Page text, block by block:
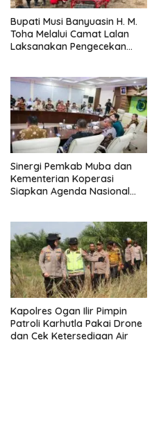
Bupati Musi Banyuasin H. M.
Toha Melalui Camat Lalan
Laksanakan Pengecekan
Perusahaan
Sinergi Pemkab Muba dan
Kementerian Koperasi
Siapkan Agenda Nasional
Pabrik KUD Sejahtera
Dimatangkan
Kapolres Ogan Ilir Pimpin
Patroli Karhutla Pakai Drone
dan Cek Ketersediaan Air